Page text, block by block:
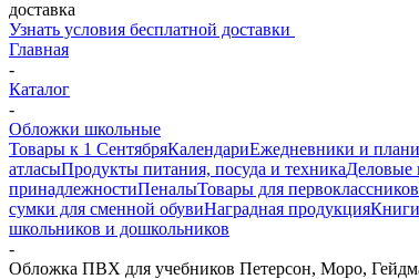
доставка
Узнать условия бесплатной доставки
Главная
-
Каталог
-
Обложки школьные
Товары к 1 СентябряКалендариЕжедневники и
атласыПродукты питания, посуда и техникаДеловые
принадлежностиПеналыТовары для первоклассников
сумки для сменной обувиНаградная продукция
школьников и дошкольников
-
Обложка ПВХ для учебников Петерсон, Моро,